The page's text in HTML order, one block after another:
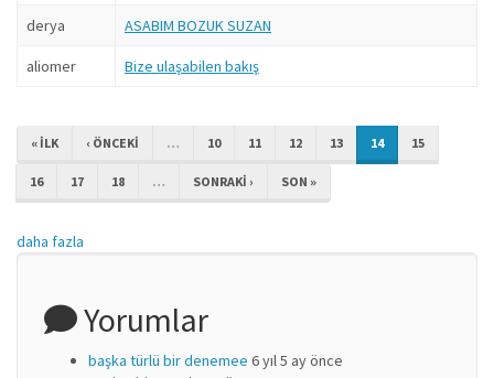
derya ASABIM BOZUK SUZAN
aliomer Bize ulaşabilen bakış
« ILK ‹ ÖNCEKI … 10 11 12 13 14 15
16 17 18 … SONRAKI › SON »
daha fazla
Yorumlar
başka türlü bir denemee 6 yıl 5 ay önce